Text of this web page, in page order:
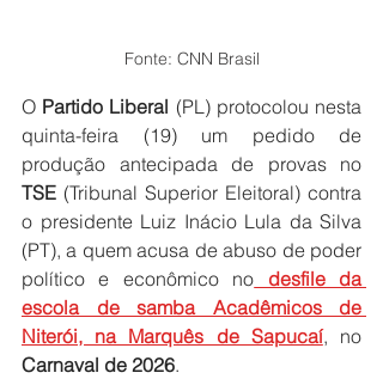
Fonte: CNN Brasil
O Partido Liberal (PL) protocolou nesta
quinta-feira (19) um pedido de
TSE (Tribunal Superior Eleitoral) contra
o presidente Luiz Inácio Lula da Silva
(PT), a quem acusa de abuso de poder
político e econômico no desfile da
escola de samba Acadêmicos de
Niterói, na Marquês de Sapucaí
Carnaval de 2026.